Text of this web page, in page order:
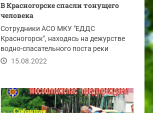
В Красногорске спасли тонущего
человека
Сотрудники АСО МКУ "ЕДДС
Красногорск", находясь на дежурстве
водно-спасательного поста реки
Синичка в пятницу 12...
15.08.2022